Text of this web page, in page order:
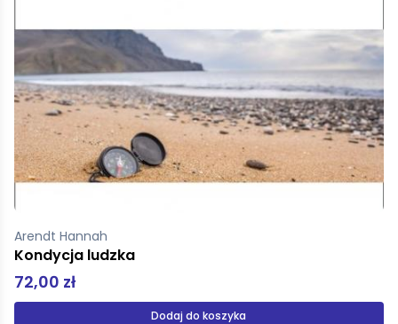
Arendt Hannah
Kondycja ludzka
72,00 zł
Dodaj do koszyka